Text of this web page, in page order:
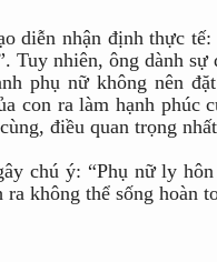
diễn nhận định thực
Tuy nhiên, ông dành
phụ nữ không nên
con ra làm hạnh phúc
điều quan trọng
chú ý: “Phụ nữ ly
không thể sống hoàn